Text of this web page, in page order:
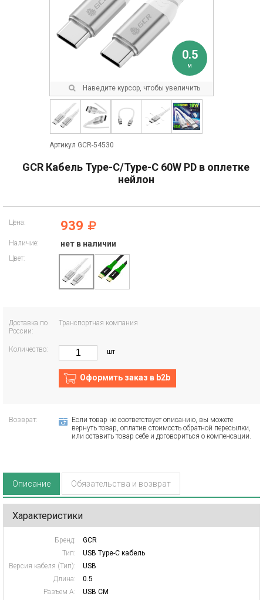
0.5
м
Наведите курсор, чтобы увеличить
Артикул GCR-54530
GCR Кабель Type-C/Type-C 60W PD в оплетке
нейлон
Цена: 939
Наличие: нет в наличии
Цвет:
Доставка по
России:
Транспортная компания
Количество: шт
Оформить заказ в b2b
Возврат:
Если товар не соответствует описанию, вы можете
вернуть товар, оплатив стоимость обратной пересылки,
или оставить товар себе и договориться о компенсации.
Описание Обязательства и возврат
Характеристики
Бренд:
GCR
Тип:
USB Type-C кабель
Версия кабеля (Тип):
USB
Длина:
0.5
Разъем А:
USB CM